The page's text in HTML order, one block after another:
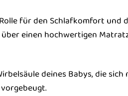
für den Schlafkomfort und
über einen hochwertigen
deines Babys, die sich